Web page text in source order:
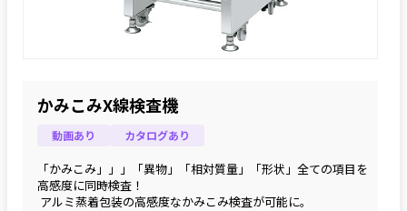
かみこみX線検査機
動画あり カタログあり
「かみこみ」」」「異物」「相対質量」「形状」全ての項目を
高感度に同時検査！
アルミ蒸着包装の高感度なかみこみ検査が可能に。